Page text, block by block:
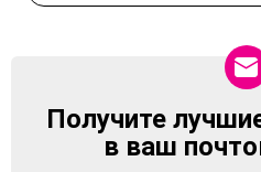
NEWSLETTER
Получите
в ваш